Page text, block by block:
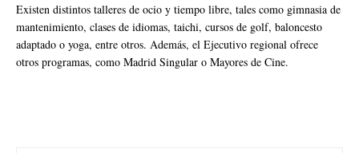
Existen distintos talleres de ocio y tiempo libre, tales como gimnasia de
mantenimiento, clases de idiomas, taichi, cursos de golf, baloncesto
adaptado o yoga, entre otros. Además, el Ejecutivo regional ofrece
otros programas, como Madrid Singular o Mayores de Cine.